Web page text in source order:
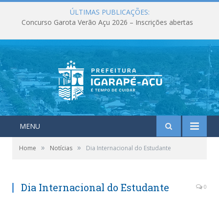
ÚLTIMAS PUBLICAÇÕES:
Concurso Garota Verão Açu 2026 – Inscrições abertas
MENU
Home » Notícias » Dia Internacional do Estudante
Dia Internacional do Estudante 0